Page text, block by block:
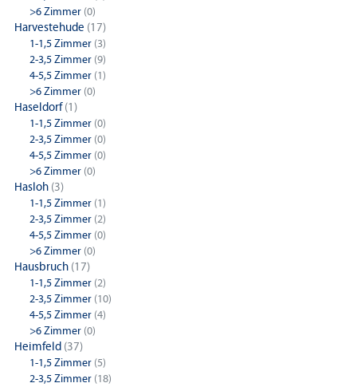
>6 Zimmer (0)
Harvestehude (17)
1-1,5 Zimmer (3)
2-3,5 Zimmer (9)
4-5,5 Zimmer (1)
>6 Zimmer (0)
Haseldorf(1)
1-1,5 Zimmer (0)
2-3,5 Zimmer (0)
4-5,5 Zimmer (0)
>6 Zimmer (0)
Hasloh (3)
1-1,5 Zimmer (1)
2-3,5 Zimmer (2)
4-5,5 Zimmer (0)
>6 Zimmer (0)
Hausbruch (17)
1-1,5 Zimmer (2)
2-3,5 Zimmer (10)
4-5,5 Zimmer (4)
>6 Zimmer (0)
Heimfeld (37)
1-1,5 Zimmer (5)
2-3,5 Zimmer (18)